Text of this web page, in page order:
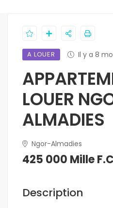
A LOUER Il y a 8
LOUER
ALMADIES
Ngor-Almadies
425 000 Mille
Description